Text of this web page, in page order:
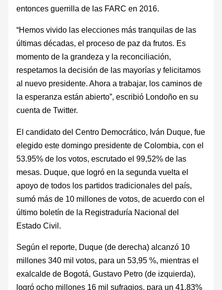
entonces guerrilla de las FARC en 2016.
“Hemos vivido las elecciones más tranquilas de las
últimas décadas, el proceso de paz da frutos. Es
momento de la grandeza y la reconciliación,
respetamos la decisión de las mayorías y felicitamos
al nuevo presidente. Ahora a trabajar, los caminos de
la esperanza están abierto”, escribió Londoño en su
cuenta de Twitter.
El candidato del Centro Democrático, Iván Duque, fue
elegido este domingo presidente de Colombia, con el
53.95% de los votos, escrutado el 99,52% de las
mesas. Duque, que logró en la segunda vuelta el
apoyo de todos los partidos tradicionales del país,
sumó más de 10 millones de votos, de acuerdo con el
último boletín de la Registraduría Nacional del
Estado Civil.
Según el reporte, Duque (de derecha) alcanzó 10
millones 340 mil votos, para un 53,95 %, mientras el
exalcalde de Bogotá, Gustavo Petro (de izquierda),
logró ocho millones 16 mil sufragios, para un 41,83%